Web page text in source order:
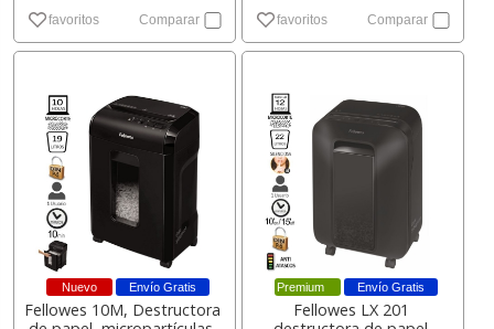
favoritos Comparar favoritos Comparar
Envío Gratis
Nuevo
Fellowes 10M, Destructora
Envío Gratis
Premium
Fellowes LX 201